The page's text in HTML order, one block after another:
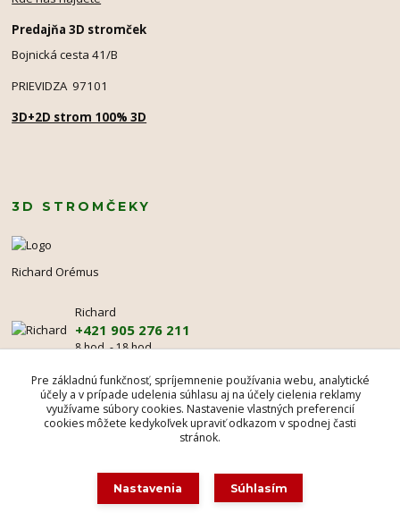
Predajňa 3D stromček
Bojnická cesta 41/B
PRIEVIDZA 97101
3D+2D strom 100% 3D
3D STROMČEKY
Richard Orémus
Richard
+421 905 276 211
8 hod. - 18 hod.
mr@3dstromcek.sk
Pre základnú funkčnosť, spríjemnenie používania webu, analytické
účely a v prípade udelenia súhlasu aj na účely cielenia reklamy
využívame súbory cookies. Nastavenie vlastných preferencií
cookies môžete kedykoľvek upraviť odkazom v spodnej časti
stránok.
Nastavenia Súhlasím